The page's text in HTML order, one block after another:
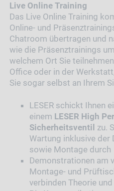
Live Online Training
Das Live Online Training
Online- und
Chatroom übertragen und
wie die Präsenztrainings
welchem Ort Sie
Office oder in der
Sie sogar selbst an Ihrem
LESER schickt Ihnen
einem LESER High
Sicherheitsventil zu.
Wartung inklusive der
sowie Montage durch
Demonstrationen am
Montage- und
verbinden Theorie